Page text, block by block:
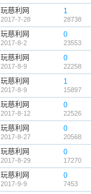
玩慈利网
2017-7-28
1
28738
玩慈利网
2017-8-2
0
23553
玩慈利网
2017-8-9
0
22258
玩慈利网
2017-8-9
1
15897
玩慈利网
2017-8-12
0
22526
玩慈利网
2017-8-27
0
20568
玩慈利网
2017-8-29
0
17270
玩慈利网
2017-9-9
0
7453